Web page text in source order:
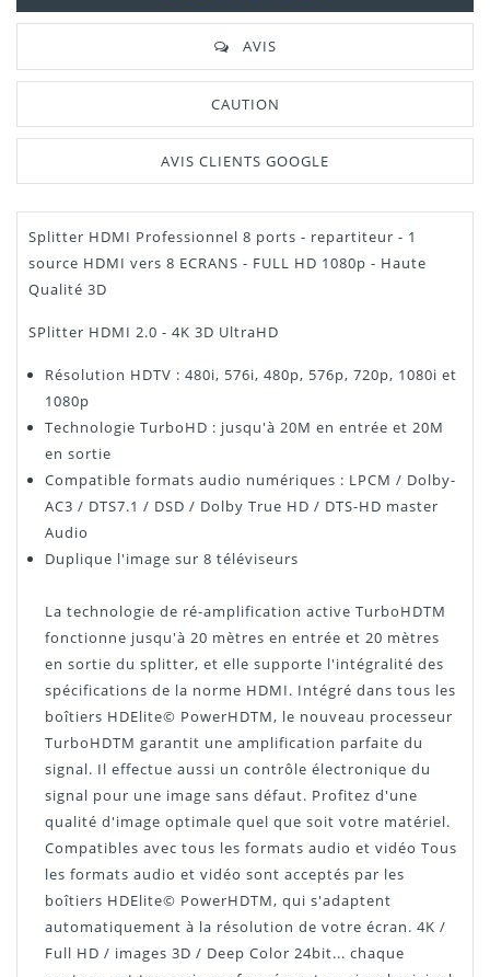
AVIS
CAUTION
AVIS CLIENTS GOOGLE
Splitter HDMI Professionnel 8 ports - repartiteur - 1
source HDMI vers 8 ECRANS - FULL HD 1080p - Haute
Qualité 3D
SPlitter HDMI 2.0 - 4K 3D UltraHD
Résolution HDTV : 480i, 576i, 480p, 576p, 720p, 1080i et
1080p
Technologie TurboHD : jusqu'à 20M en entrée et 20M
en sortie
Compatible formats audio numériques : LPCM / Dolby-
AC3 / DTS7.1 / DSD / Dolby True HD / DTS-HD master
Audio
Duplique l'image sur 8 téléviseurs
La technologie de ré-amplification active TurboHDTM
fonctionne jusqu'à 20 mètres en entrée et 20 mètres
en sortie du splitter, et elle supporte l'intégralité des
spécifications de la norme HDMI. Intégré dans tous les
boîtiers HDElite© PowerHDTM, le nouveau processeur
TurboHDTM garantit une amplification parfaite du
signal. Il effectue aussi un contrôle électronique du
signal pour une image sans défaut. Profitez d'une
qualité d'image optimale quel que soit votre matériel.
Compatibles avec tous les formats audio et vidéo Tous
les formats audio et vidéo sont acceptés par les
boîtiers HDElite© PowerHDTM, qui s'adaptent
automatiquement à la résolution de votre écran. 4K /
Full HD / images 3D / Deep Color 24bit... chaque